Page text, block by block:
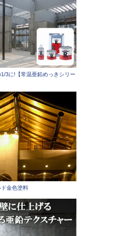
3に!【常温亜鉛めっきシリー
金色塗料